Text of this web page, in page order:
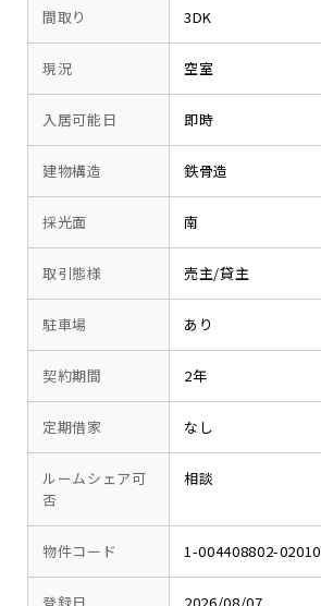
間取り 3DK
現況 空室
入居可能日 即時
建物構造 鉄骨造
採光面 南
取引態様 売主/貸主
駐車場 あり
契約期間 2年
定期借家 なし
ルームシェア可
否
相談
物件コード 1-004408802-02010